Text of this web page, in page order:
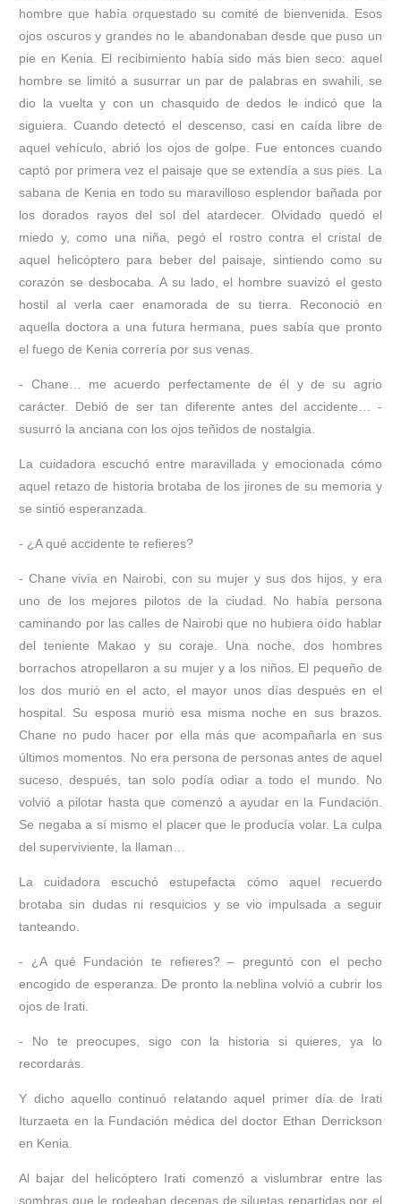
hombre que había orquestado su comité de bienvenida. Esos
ojos oscuros y grandes no le abandonaban desde que puso un
pie en Kenia. El recibimiento había sido más bien seco: aquel
hombre se limitó a susurrar un par de palabras en swahili, se
dio la vuelta y con un chasquido de dedos le indicó que la
siguiera. Cuando detectó el descenso, casi en caída libre de
aquel vehículo, abrió los ojos de golpe. Fue entonces cuando
captó por primera vez el paisaje que se extendía a sus pies. La
sabana de Kenia en todo su maravilloso esplendor bañada por
los dorados rayos del sol del atardecer. Olvidado quedó el
miedo y, como una niña, pegó el rostro contra el cristal de
aquel helicóptero para beber del paisaje, sintiendo como su
corazón se desbocaba. A su lado, el hombre suavizó el gesto
hostil al verla caer enamorada de su tierra. Reconoció en
aquella doctora a una futura hermana, pues sabía que pronto
el fuego de Kenia correría por sus venas.
- Chane… me acuerdo perfectamente de él y de su agrio
carácter. Debió de ser tan diferente antes del accidente… -
susurró la anciana con los ojos teñidos de nostalgia.
La cuidadora escuchó entre maravillada y emocionada cómo
aquel retazo de historia brotaba de los jirones de su memoria y
se sintió esperanzada.
- ¿A qué accidente te refieres?
- Chane vivía en Nairobi, con su mujer y sus dos hijos, y era
uno de los mejores pilotos de la ciudad. No había persona
caminando por las calles de Nairobi que no hubiera oído hablar
del teniente Makao y su coraje. Una noche, dos hombres
borrachos atropellaron a su mujer y a los niños. El pequeño de
los dos murió en el acto, el mayor unos días después en el
hospital. Su esposa murió esa misma noche en sus brazos.
Chane no pudo hacer por ella más que acompañarla en sus
últimos momentos. No era persona de personas antes de aquel
suceso, después, tan solo podía odiar a todo el mundo. No
volvió a pilotar hasta que comenzó a ayudar en la Fundación.
Se negaba a sí mismo el placer que le producía volar. La culpa
del superviviente, la llaman…
La cuidadora escuchó estupefacta cómo aquel recuerdo
brotaba sin dudas ni resquicios y se vio impulsada a seguir
tanteando.
- ¿A qué Fundación te refieres? – preguntó con el pecho
encogido de esperanza. De pronto la neblina volvió a cubrir los
ojos de Irati.
- No te preocupes, sigo con la historia si quieres, ya lo
recordarás.
Y dicho aquello continuó relatando aquel primer día de Irati
Iturzaeta en la Fundación médica del doctor Ethan Derrickson
en Kenia.
Al bajar del helicóptero Irati comenzó a vislumbrar entre las
sombras que le rodeaban decenas de siluetas repartidas por el